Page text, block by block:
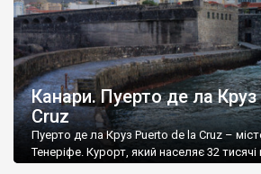
Канари. Пуерто де ла
Cruz
Пуерто де ла Круз Puerto de la Cruz –
Тенеріфе. Курорт, який населяє 32